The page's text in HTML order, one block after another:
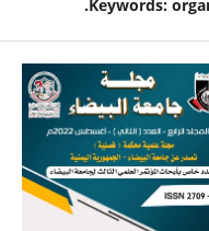
Keywords: